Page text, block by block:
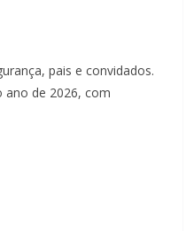
pais e convidados.
de 2026, com